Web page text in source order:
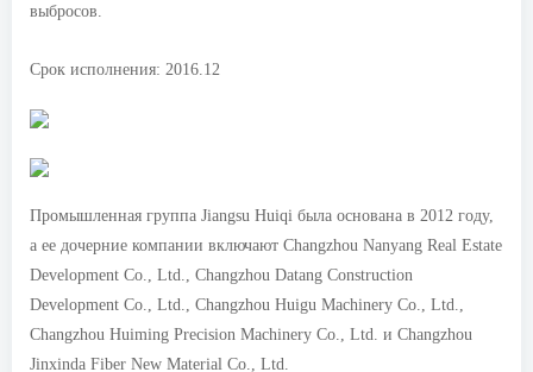
выбросов.
Срок исполнения: 2016.12
Промышленная группа Jiangsu Huiqi была основана в 2012 году,
а ее дочерние компании включают Changzhou Nanyang Real Estate
Development Co., Ltd., Changzhou Datang Construction
Development Co., Ltd., Changzhou Huigu Machinery Co., Ltd.,
Changzhou Huiming Precision Machinery Co., Ltd. и Changzhou
Jinxinda Fiber New Material Co., Ltd.